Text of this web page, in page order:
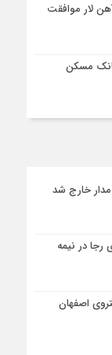
لار موافقت
مسکن
رجا در نیمه